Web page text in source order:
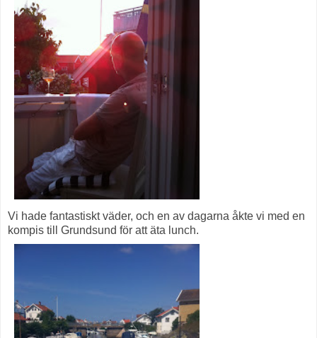
Vi hade fantastiskt väder, och en av dagarna åkte vi med en
kompis till Grundsund för att äta lunch.